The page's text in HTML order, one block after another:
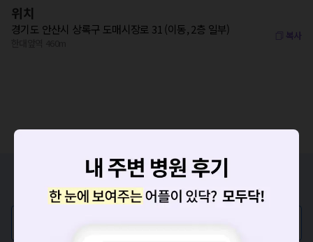
위치
경기도 안산시 상록구 도매시장로 31 (이동, 2층 일부) 복사
증상/치료, 궁금한 점이 있나요?
의사가 직접 답해드려요!